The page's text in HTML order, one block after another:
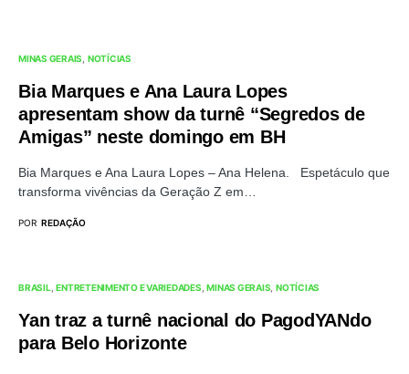
MINAS GERAIS NOTÍCIAS
Bia Marques e Ana Laura Lopes
apresentam show da turnê “Segredos de
Amigas” neste domingo em BH
Bia Marques e Ana Laura Lopes – Ana Helena. Espetáculo que
transforma vivências da Geração Z em…
POR REDAÇÃO
BRASIL ENTRETENIMENTO E VARIEDADES MINAS GERAIS NOTÍCIAS
Yan traz a turnê nacional do PagodYANdo
para Belo Horizonte